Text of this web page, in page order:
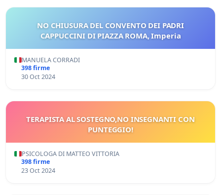
NO CHIUSURA DEL CONVENTO DEI PADRI
CAPPUCCINI DI PIAZZA ROMA, Imperia
MANUELA CORRADI
398 firme
30 Oct 2024
TERAPISTA AL SOSTEGNO,NO INSEGNANTI CON
PUNTEGGIO!
PSICOLOGA DI MATTEO VITTORIA
398 firme
23 Oct 2024